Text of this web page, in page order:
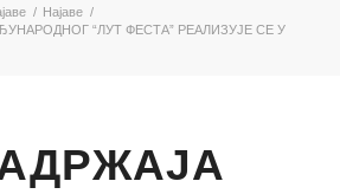
/ Најаве /
“ЛУТ ФЕСТА” РЕАЛИЗУЈЕ СЕ У